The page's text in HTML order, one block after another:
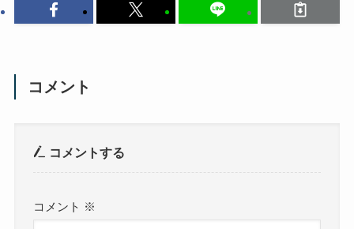
コメント
コメントする
コメント ※